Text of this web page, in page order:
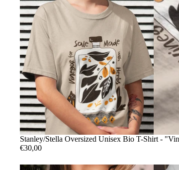
Stanley/Stella Oversized Unisex Bio T-Shirt -
€30,00